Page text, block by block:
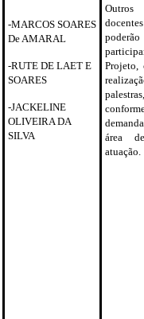
-MARCOS SOARES
De AMARAL
-RUTE DE LAET E
SOARES
-JACKELINE
OLIVEIRA DA
SILVA
Outros
docentes
poderão
Projeto,
palestras,
área
atuação.